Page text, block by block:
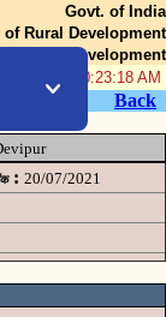
Govt. of India
of Rural Development
of Rural Development
Aug-2026 10:23:18 AM
Back
: 20/07/2021